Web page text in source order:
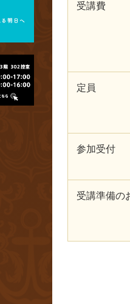
受講費
定員
参加受付
受講準備の